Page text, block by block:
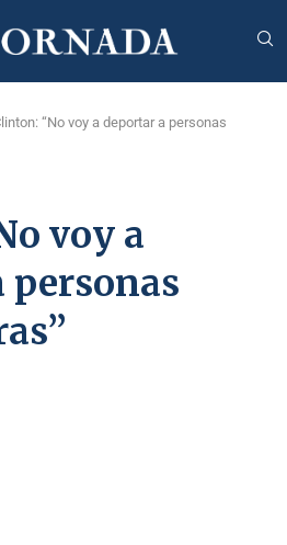
“No voy a deportar a personas
voy a
personas